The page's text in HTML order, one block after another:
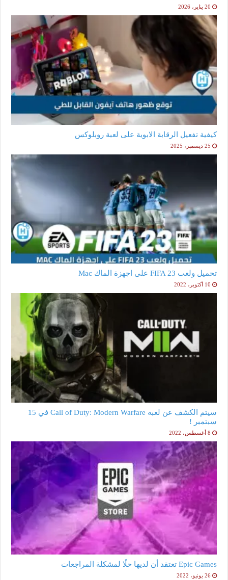
20 يناير، 2026
كيفية تفعيل الرقابة الابوية على لعبة روبلوكس
25 ديسمبر، 2025
تحميل ولعب FIFA 23 على اجهزة الماك Mac
10 أكتوبر، 2022
سيتم الكشف عن لعبه Call of Duty: Modern Warfare في 15
سبتمبر !
8 أغسطس، 2022
Epic Games تعتقد أن لديها حلًا لمشكلة المراجعات
26 يونيو، 2022